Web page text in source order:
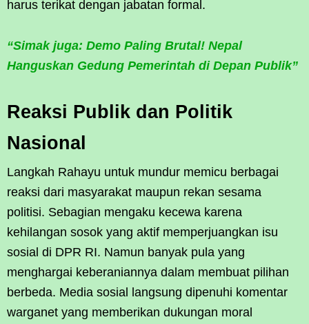
harus terikat dengan jabatan formal.
“Simak juga: Demo Paling Brutal! Nepal
Hanguskan Gedung Pemerintah di Depan Publik”
Reaksi Publik dan Politik
Nasional
Langkah Rahayu untuk mundur memicu berbagai
reaksi dari masyarakat maupun rekan sesama
politisi. Sebagian mengaku kecewa karena
kehilangan sosok yang aktif memperjuangkan isu
sosial di DPR RI. Namun banyak pula yang
menghargai keberaniannya dalam membuat pilihan
berbeda. Media sosial langsung dipenuhi komentar
warganet yang memberikan dukungan moral